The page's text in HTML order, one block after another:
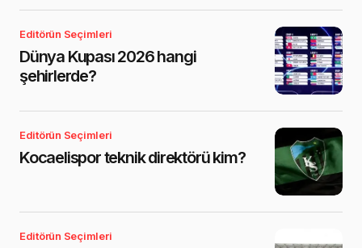
Editörün Seçimleri
Dünya Kupası 2026 hangi
şehirlerde?
Editörün Seçimleri
Kocaelispor teknik direktörü kim?
Editörün Seçimleri